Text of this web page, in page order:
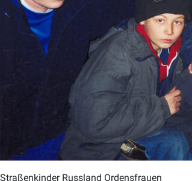
Straßenkinder Russland Ordensfrauen